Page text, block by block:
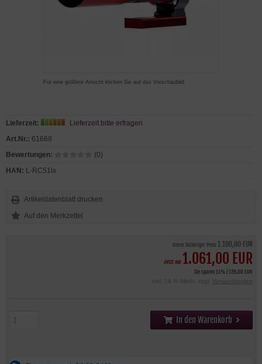
Für eine größere Ansicht klicken Sie auf das Vorschaubild
Unser bisheriger Preis 1.190,00 EUR
Jetzt nur1.061,00 EUR
Sie sparen 11% / 129,00 EUR
inkl. 19 % MwSt. zzgl.
Versandkosten
In den Warenkorb
Lieferzeit:
Lieferzeit bitte erfragen
Art.Nr.: 61668
Bewertungen:
(0)
HAN: L-RC51lx
Artikeldatenblatt drucken